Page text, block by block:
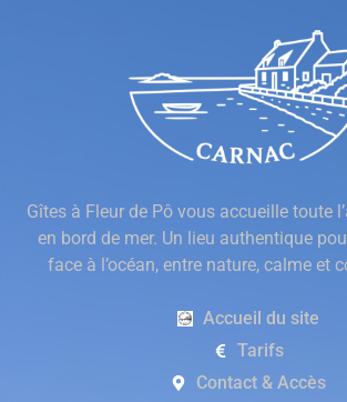
Gîtes à Fleur de Pô vous accueille toute
en bord de mer. Un lieu authentique
face à l’océan, entre nature, calme et
Accueil du site
Tarifs
Contact & Accès